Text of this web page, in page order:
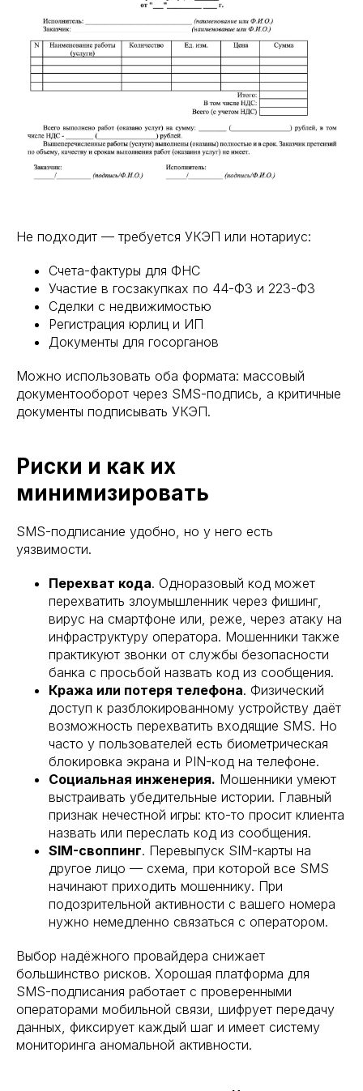
Не подходит — требуется УКЭП или нотариус:
Счета-фактуры для ФНС
Участие в госзакупках по 44-ФЗ и 223-ФЗ
Сделки с недвижимостью
Регистрация юрлиц и ИП
Документы для госорганов
Можно использовать оба формата: массовый
документооборот через SMS-подпись, а критичные
документы подписывать УКЭП.
Риски и как их
минимизировать
SMS-подписание удобно, но у него есть
уязвимости.
Перехват кода. Одноразовый код может
перехватить злоумышленник через фишинг,
вирус на смартфоне или, реже, через атаку на
инфраструктуру оператора. Мошенники также
практикуют звонки от службы безопасности
банка с просьбой назвать код из сообщения.
Кража или потеря телефона. Физический
доступ к разблокированному устройству даёт
возможность перехватить входящие SMS. Но
часто у пользователей есть биометрическая
блокировка экрана и PIN-код на телефоне.
Социальная инженерия. Мошенники умеют
выстраивать убедительные истории. Главный
признак нечестной игры: кто-то просит клиента
назвать или переслать код из сообщения.
SIM-своппинг. Перевыпуск SIM-карты на
другое лицо — схема, при которой все SMS
начинают приходить мошеннику. При
подозрительной активности с вашего номера
нужно немедленно связаться с оператором.
Выбор надёжного провайдера снижает
большинство рисков. Хорошая платформа для
SMS-подписания работает с проверенными
операторами мобильной связи, шифрует передачу
данных, фиксирует каждый шаг и имеет систему
мониторинга аномальной активности.